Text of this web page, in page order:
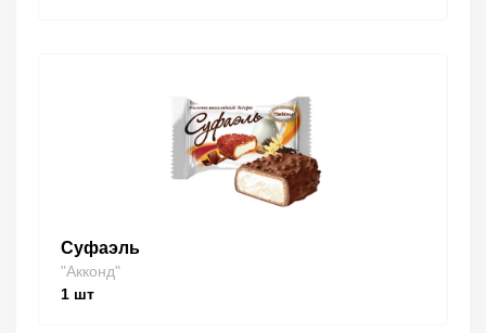
Суфаэль
"Акконд"
1 шт